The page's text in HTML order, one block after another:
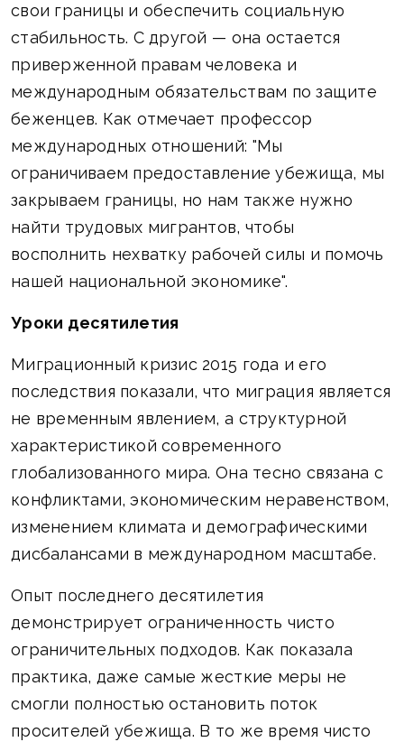
свои границы и обеспечить социальную
стабильность. С другой — она остается
приверженной правам человека и
международным обязательствам по защите
беженцев. Как отмечает профессор
международных отношений: "Мы
ограничиваем предоставление убежища, мы
закрываем границы, но нам также нужно
найти трудовых мигрантов, чтобы
восполнить нехватку рабочей силы и помочь
нашей национальной экономике".
Уроки десятилетия
Миграционный кризис 2015 года и его
последствия показали, что миграция является
не временным явлением, а структурной
характеристикой современного
глобализованного мира. Она тесно связана с
конфликтами, экономическим неравенством,
изменением климата и демографическими
дисбалансами в международном масштабе.
Опыт последнего десятилетия
демонстрирует ограниченность чисто
ограничительных подходов. Как показала
практика, даже самые жесткие меры не
смогли полностью остановить поток
просителей убежища. В то же время чисто